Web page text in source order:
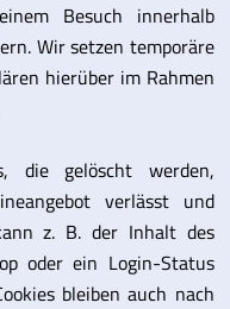
Besuch innerhalb
Wir setzen temporäre
hierüber im Rahmen
die gelöscht werden,
verlässt und
z. B. der Inhalt des
oder ein Login-Status
bleiben auch nach